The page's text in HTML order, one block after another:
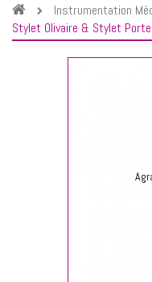
Instrumentation
Stylet Olivaire & Stylet